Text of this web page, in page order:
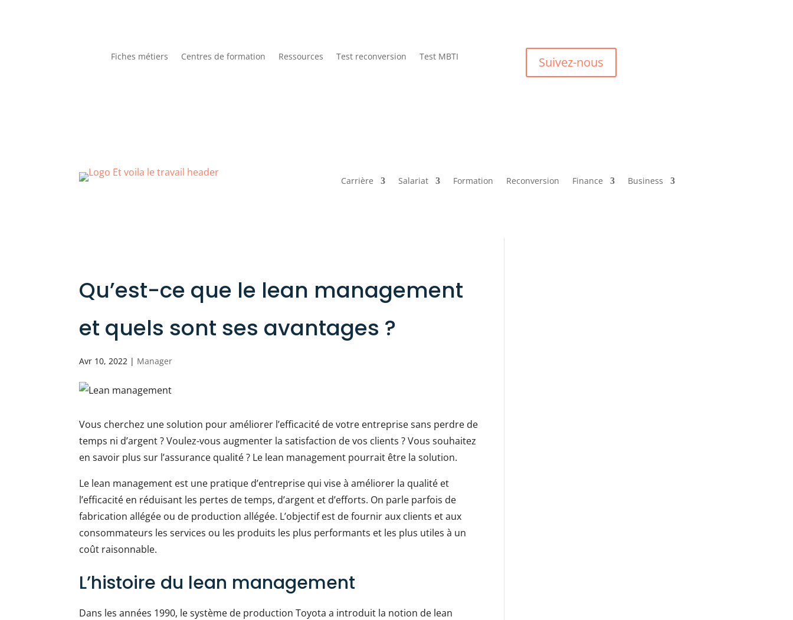
Fiches métiers Centres de formation Ressources Test reconversion Test MBTI Suivez-nous
Carrière Salariat Formation Reconversion Finance Business
Qu’est-ce que le lean management
et quels sont ses avantages ?
Avr 10, 2022 | Manager
Vous cherchez une solution pour améliorer l’efficacité de votre entreprise sans perdre de
temps ni d’argent ? Voulez-vous augmenter la satisfaction de vos clients ? Vous souhaitez
en savoir plus sur l’assurance qualité ? Le lean management pourrait être la solution.
Le lean management est une pratique d’entreprise qui vise à améliorer la qualité et
l’efficacité en réduisant les pertes de temps, d’argent et d’efforts. On parle parfois de
fabrication allégée ou de production allégée. L’objectif est de fournir aux clients et aux
consommateurs les services ou les produits les plus performants et les plus utiles à un
coût raisonnable.
L’histoire du lean management
Dans les années 1990, le système de production Toyota a introduit la notion de lean